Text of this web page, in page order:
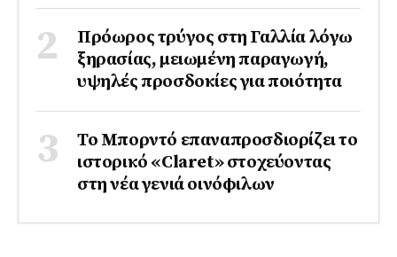
Πρόωρος τρύγος στη Γαλλία λόγω
ξηρασίας, μειωμένη παραγωγή,
υψηλές προσδοκίες για ποιότητα
Το Μπορντό επαναπροσδιορίζει το
ιστορικό «Claret» στοχεύοντας
στη νέα γενιά οινόφιλων